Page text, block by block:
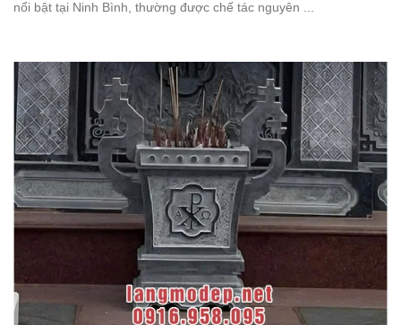
nổi bật tại Ninh Bình, thường được chế tác nguyên ...